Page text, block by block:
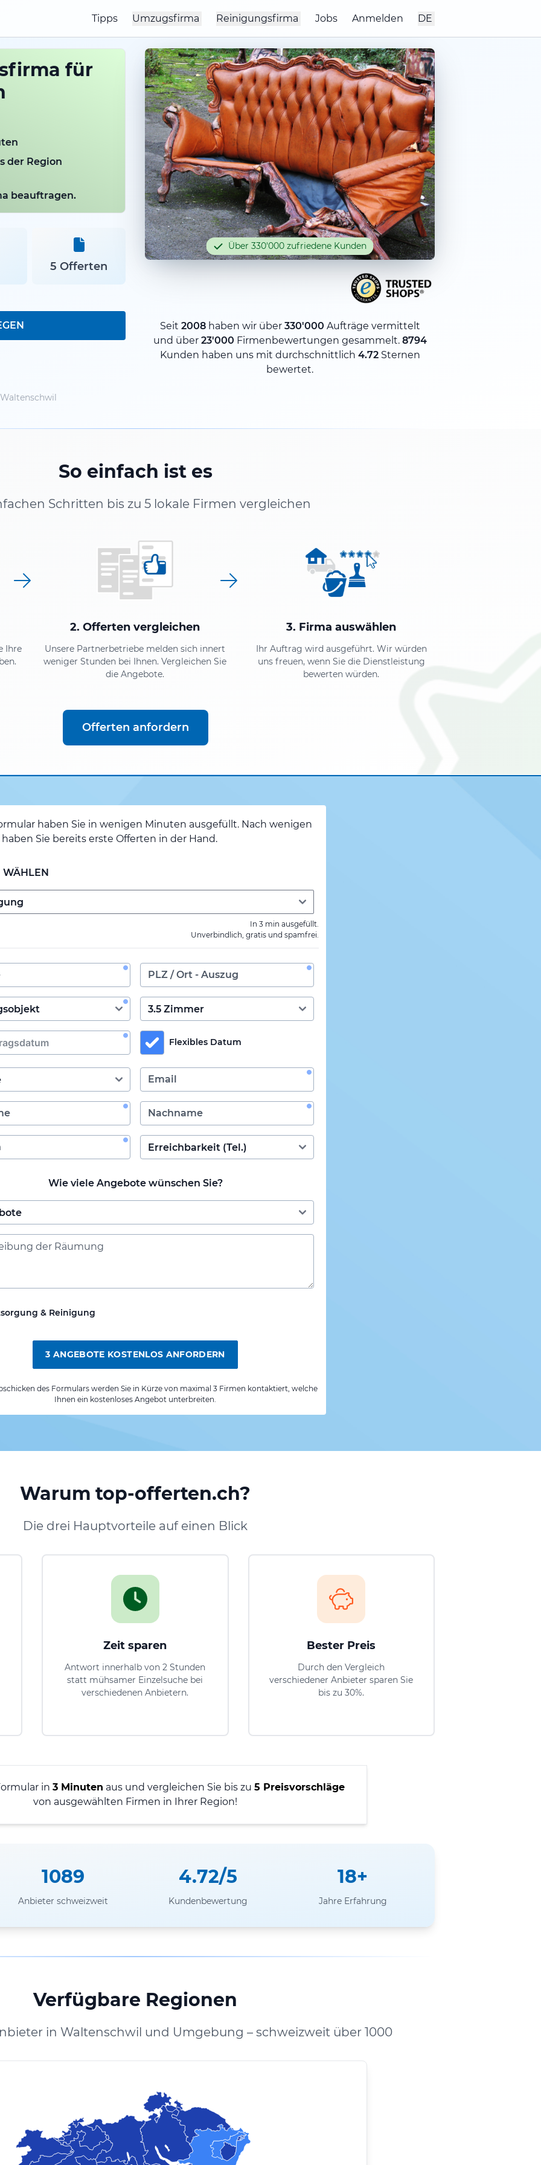
Tipps Umzugsfirma Reinigungsfirma Jobs Anmelden DE
für
der Region
beauftragen.
5 Offerten
Über 330'000 zufriedene Kunden
Seit 2008haben wir über 330'000 Aufträge vermittelt
und über 23'000 Firmenbewertungen gesammelt. 8794
Kunden haben uns mit durchschnittlich 4.72Sternen
bewertet.
So einfach ist es
Schritten bis zu 5 lokale Firmen vergleichen
Ihre
2. Offerten vergleichen
Unsere Partnerbetriebe melden sich innert
weniger Stunden bei Ihnen. Vergleichen Sie
die Angebote.
3. Firma auswählen
Ihr Auftrag wird ausgeführt. Wir würden
uns freuen, wenn Sie die Dienstleistung
bewerten würden.
Offerten anfordern
haben Sie in wenigen Minuten ausgefüllt. Nach wenigen
Sie bereits erste Offerten in der Hand.
WÄHLEN
In 3 min ausgefüllt.
Unverbindlich, gratis und spamfrei.
Flexibles Datum
Wie viele Angebote wünschen Sie?
& Reinigung
3 ANGEBOTE KOSTENLOS ANFORDERN
des Formulars werden Sie in Kürze von maximal 3 Firmen kontaktiert, welche
Ihnen ein kostenloses Angebot unterbreiten.
Warum top-offerten.ch?
Die drei Hauptvorteile auf einen Blick
Zeit sparen
Antwort innerhalb von 2 Stunden
statt mühsamer Einzelsuche bei
verschiedenen Anbietern.
Bester Preis
Durch den Vergleich
verschiedener Anbieter sparen Sie
bis zu 30%.
in 3 Minuten aus und vergleichen Sie bis zu 5 Preisvorschläge
von ausgewählten Firmen in Ihrer Region!
1089
Anbieter schweizweit
4.72/5
Kundenbewertung
18+
Jahre Erfahrung
Verfügbare Regionen
in Waltenschwil und Umgebung – schweizweit über 1000